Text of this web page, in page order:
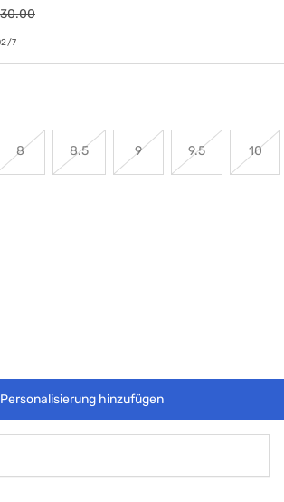
7
8 8.5 9 9.5 10
Personalisierung hinzufügen